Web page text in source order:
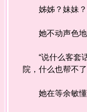
姊姊？妹妹？
她不动声色地
“说什么客套话
院，什么也帮不
她在等余敏懂